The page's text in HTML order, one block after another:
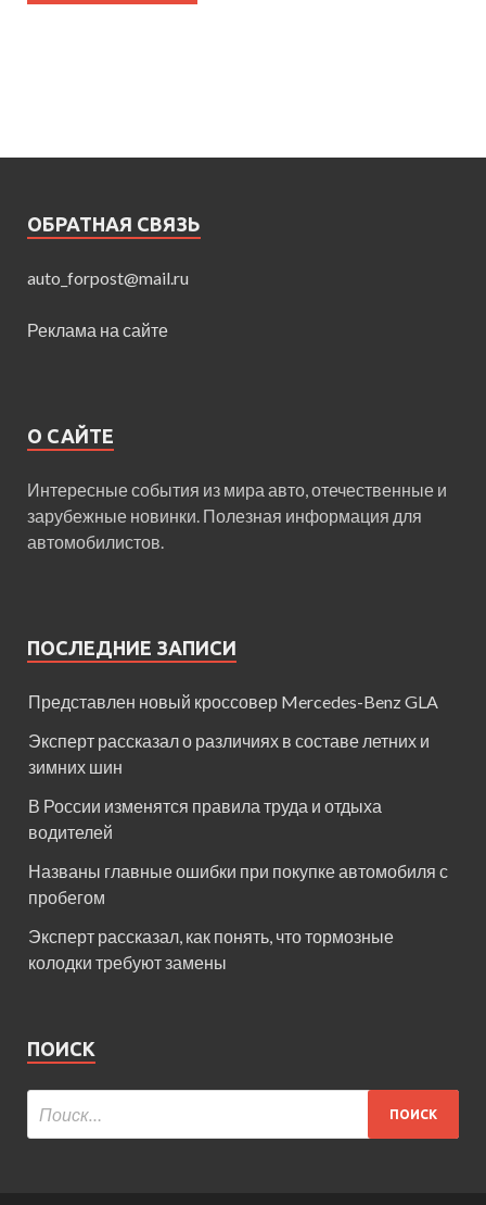
ОБРАТНАЯ СВЯЗЬ
auto_forpost@mail.ru
Реклама на сайте
О САЙТЕ
Интересные события из мира авто, отечественные и
зарубежные новинки. Полезная информация для
автомобилистов.
ПОСЛЕДНИЕ ЗАПИСИ
Представлен новый кроссовер Mercedes-Benz GLA
Эксперт рассказал о различиях в составе летних и
зимних шин
В России изменятся правила труда и отдыха
водителей
Названы главные ошибки при покупке автомобиля с
пробегом
Эксперт рассказал, как понять, что тормозные
колодки требуют замены
ПОИСК